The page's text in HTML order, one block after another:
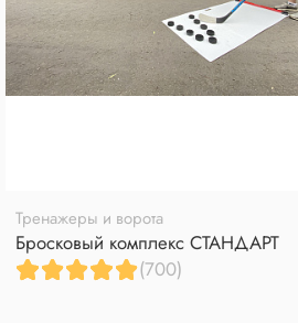
Тренажеры и ворота
Бросковый комплекс СТАНДАРТ
(700)